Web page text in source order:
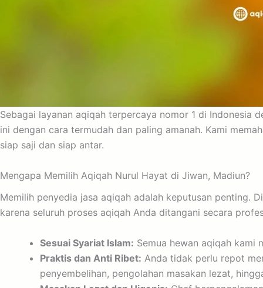
Sebagai layanan aqiqah terpercaya nomor 1 di Indonesia
ini dengan cara termudah dan paling amanah. Kami
siap saji dan siap antar.
Mengapa Memilih Aqiqah Nurul Hayat di Jiwan, Madiun?
Memilih penyedia jasa aqiqah adalah keputusan penting.
karena seluruh proses aqiqah Anda ditangani secara
Sesuai Syariat Islam: Semua hewan aqiqah kami
Praktis dan Anti Ribet: Anda tidak perlu repot
penyembelihan, pengolahan masakan lezat,